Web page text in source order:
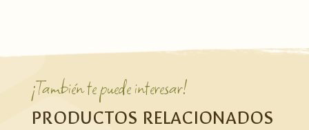
¡También te puede interesar!
PRODUCTOS RELACIONADOS